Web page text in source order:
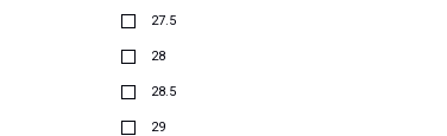
27.5
28
28.5
29